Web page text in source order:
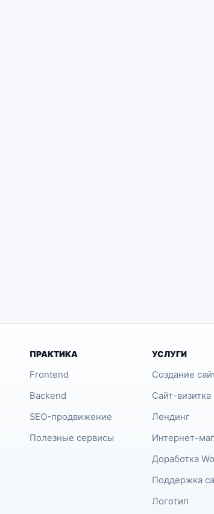
ПРАКТИКА
Frontend
Backend
SEO-продвижение
Полезные сервисы
УСЛУГИ
Создание
Сайт-визитка
Лендинг
Интернет-
Доработка
Поддержка
Логотип